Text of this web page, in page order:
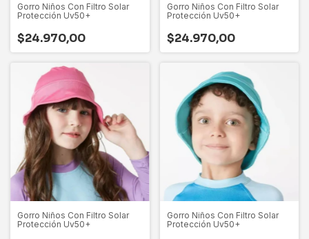
Gorro Niños Con Filtro Solar
Protección Uv50+
$24.970,00
Gorro Niños Con Filtro Solar
Protección Uv50+
$24.970,00
Gorro Niños Con Filtro Solar
Protección Uv50+
Gorro Niños Con Filtro Solar
Protección Uv50+